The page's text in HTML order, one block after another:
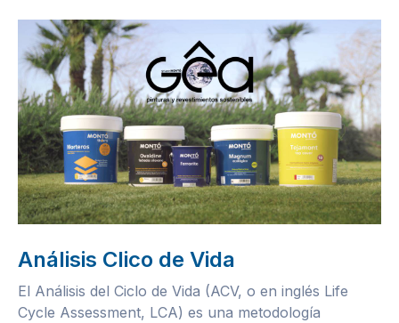
Análisis Clico de Vida
El Análisis del Ciclo de Vida (ACV, o en inglés Life
Cycle Assessment, LCA) es una metodología